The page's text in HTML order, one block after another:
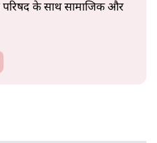
के साथ सामाजिक और